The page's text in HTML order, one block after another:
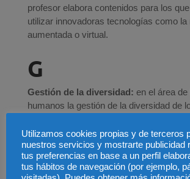
profesor elabora contenidos para los
utilizar innovadoras tecnologías como la
aumentada o virtual.
G
Gestión de la diversidad: en el área
humanos la gestión de la diversidad de
generacionales toma especial
Utilizamos cookies propias y de terceros
nuestros servicios y mostrarte publicidad
tus preferencias en base a un perfil
tus hábitos de navegación (por ejemplo,